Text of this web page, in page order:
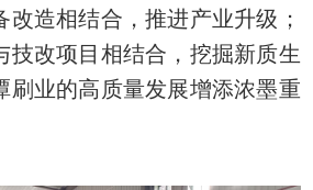
改造相结合，推进产业升级；
技改项目相结合，挖掘新质生
刷业的高质量发展增添浓墨重